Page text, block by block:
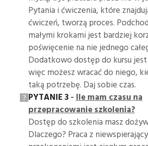
Pytania i ćwiczenia, które
ćwiczeń, tworzą proces.
małymi krokami jest bardziej
poświęcenie na nie jednego
Dodatkowo dostęp do kursu
więc możesz wracać do niego,
taką potrzebę. Daj sobie czas.
PYTANIE 3-Ile mam czasu na
przepracowanie szkolenia?
Dostęp do szkolenia masz
Dlaczego? Praca z